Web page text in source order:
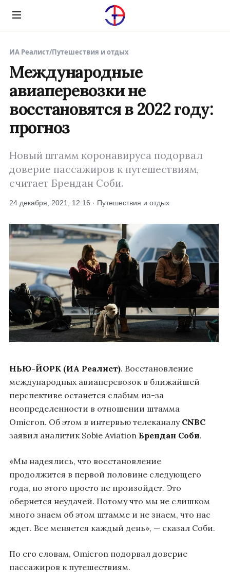
Menu
ИА Реалист/Путешествия и отдых
Международные
авиаперевозки не
восстановятся в 2022 году:
прогноз
Новый штамм коронавируса подорвал
доверие пассажиров к путешествиям,
считает Брендан Соби.
24 декабря, 2021, 12:16 · Путешествия и отдых
НЬЮ-ЙОРК (ИА Реалист). Восстановление
международных авиаперевозок в ближайшей
перспективе останется слабым из-за
неопределенности в отношении штамма
Omicron. Об этом в интервью телеканалу CNBC
заявил аналитик Sobie Aviation Брендан Соби.
«Мы надеялись, что восстановление
продолжится в первой половине следующего
года, но этого просто не произойдет. Это
обернется неудачей. Потому что мы не слишком
много знаем об этом штамме и не знаем, что нас
ждет. Все меняется каждый день», — сказал Соби.
По его словам, Omicron подорвал доверие
пассажиров к путешествиям.